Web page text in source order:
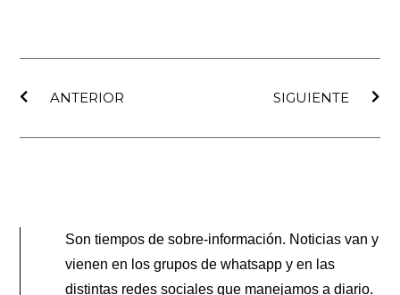
ANTERIOR
SIGUIENTE
Son tiempos de sobre-información. Noticias van y
vienen en los grupos de whatsapp y en las
distintas redes sociales que manejamos a diario.